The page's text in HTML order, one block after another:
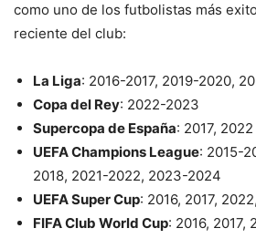
como uno de los futbolistas más
reciente del club:
La Liga: 2016-2017, 2019-2020,
Copa del Rey: 2022-2023
Supercopa de España: 2017, 2022
UEFA Champions League: 2015-
2018, 2021-2022, 2023-2024
UEFA Super Cup: 2016, 2017,
FIFA Club World Cup: 2016, 2017,